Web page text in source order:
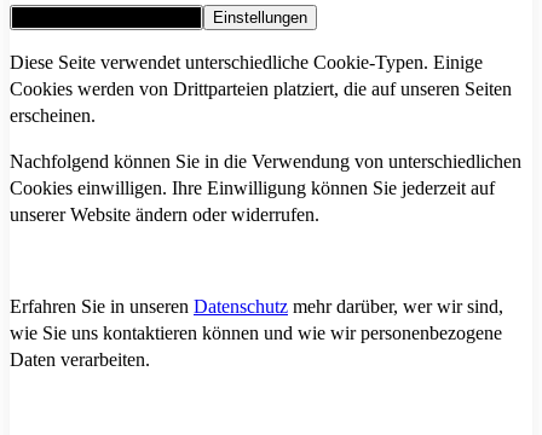
Einstellungen
Diese Seite verwendet unterschiedliche Cookie-Typen. Einige
Cookies werden von Drittparteien platziert, die auf unseren Seiten
erscheinen.
Nachfolgend können Sie in die Verwendung von unterschiedlichen
Cookies einwilligen. Ihre Einwilligung können Sie jederzeit auf
unserer Website ändern oder widerrufen.
Erfahren Sie in unseren Datenschutz mehr darüber, wer wir sind,
wie Sie uns kontaktieren können und wie wir personenbezogene
Daten verarbeiten.